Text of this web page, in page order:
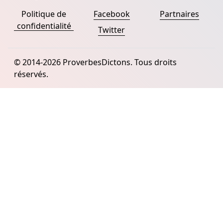
Politique de
confidentialité
Facebook
Twitter
Partnaires
© 2014-2026 ProverbesDictons. Tous droits
réservés.